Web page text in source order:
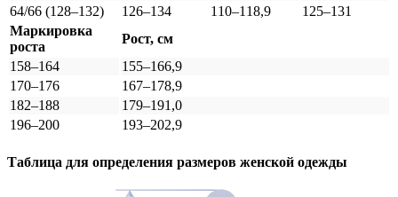
64/66 (128–132)
126–134 110–118,9
125–131
Маркировка
роста
Рост, см
158–164
155–166,9
170–176
167–178,9
182–188
179–191,0
196–200
193–202,9
Таблица для определения размеров женской одежды